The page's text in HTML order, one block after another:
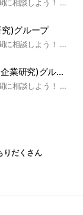
ソニーグルー
日本電気） /
Canon） / 島
/ 京セラ / 東
リンパス / ニ
プソン / DMG
/ 東京エレ
シュ(BOSCH)
建機 / コマツ
パイン / 富士
ングジャパン
聞きづらい質問もOK！匿名で先輩や仲間に相談しよう！ 就活サイトunistyleが運営する日本生命の就活情報(選考対策/企業研究)共有グループです。 #就活 #日本生命 #保険業界 #インターンシップ #本選考 #unistyle #ユニスタイル #面接 #採用 #内定 #ES #エントリーシート #自己分析 #業界研究 #企業研究 #自己PR #ガクチカ #学生時代頑張ったこと #志何望動機 #webテスト #ウェブテスト #GD #グループディスカッション #グルディス #OB訪問 #企業選び #就活対策 #就活準備 #大手企業 #日系企業 ▼unistyleが運営する保険のオプチャグループ▼ 日本生命 / 第一生命 / 明治安田生命 / 住友生命 / ソニー生命保険 / 東京海上日動あんしん生命保険 / かんぽ生命保険 / アフラック / オリックス生命保険 / 富国生命保険 / プルデンシャル生命保険 / 太陽生命保険 / 朝日生命 / 大樹生命 / 東京海上日動火災保険 / 三井住友海上火災保険 / 損害保険ジャパン / あいおいニッセイ同和損害保険 / ソニー損害保険 ▼日本生命の企業研究はこちらから▼ https://x.gd/7aB1r
究)グループ
聞きづらい質問もOK！匿名で先輩や仲間に相談しよう！ 就活サイトunistyleが運営するAGCの就活情報(選考対策/企業研究)共有グループです。 #就活 #AGC #素材業界 #インターンシップ #本選考 #unistyle #ユニスタイル #面接 #採用 #内定 #ES #エントリーシート #自己分析 #業界研究 #企業研究 #自己PR #ガクチカ #学生時代頑張ったこと #志何望動機 #webテスト #ウェブテスト #GD #グループディスカッション #グルディス #OB訪問 #企業選び #就活対策 #就活準備 #大手企業 #日系企業 ▼unistyleが運営する素材のオプチャグループ▼ 三菱ケミカル / 旭化成 / AGC / 富士フイルム / 東レ / 住友化学 / 三井化学 / 帝人 / 積水化学工業 / 信越化学工業 / クラレ / ダイキン工業 / 東ソー / 昭和電工 / 東洋紡 / 日本製紙 / JSR / 住友ゴム工業 / 横浜ゴム / 日本触媒 / UBE（宇部興産） / 日本ガイシ / デンカ / HOYA / レンゴー / DIC / トクヤマ / カネカ ▼AGCの企業研究はこちらから▼ https://x.gd/1MFzX
【オリックス】就活用(選考対策・企業研究)グループ
聞きづらい質問もOK！匿名で先輩や仲間に相談しよう！ 就活サイトunistyleが運営するオリックスの就活情報(選考対策/企業研究)共有グループです。 #就活 #オリックス #リース業界 #インターンシップ #本選考 #unistyle #ユニスタイル #面接 #採用 #内定 #ES #エントリーシート #自己分析 #業界研究 #企業研究 #自己PR #ガクチカ #学生時代頑張ったこと #志何望動機 #webテスト #ウェブテスト #GD #グループディスカッション #グルディス #OB訪問 #企業選び #就活対策 #就活準備 #大手企業 #日系企業 ▼unistyleが運営するリースのオプチャグループ▼ オリックス / 三井住友ファイナンス＆リース（SMFL) / 三菱HCキャピタル / 東京センチュリー / 芙蓉総合リース / みずほリース / NTTファイナンス / JA三井リース / NTT・TCリース / リコーリース / 日産フィナンシャルサービス / トヨタファイナンス / NECキャピタルソリューション ▼オリックスの企業研究はこちらから▼ https://x.gd/JcF0d
りだくさん